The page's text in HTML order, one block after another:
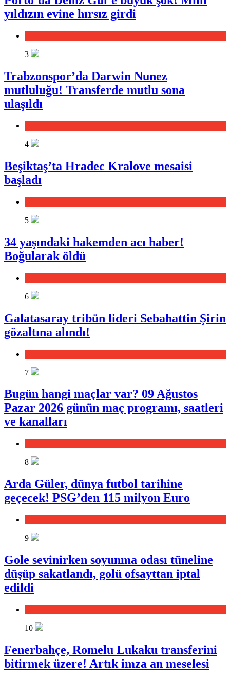
yıldızın evine hırsız girdi
3
Trabzonspor’da Darwin Nunez
mutluluğu! Transferde mutlu sona
ulaşıldı
4
Beşiktaş’ta Hradec Kralove mesaisi
başladı
5
34 yaşındaki hakemden acı haber!
Boğularak öldü
6
Galatasaray tribün lideri Sebahattin Şirin
gözaltına alındı!
7
Bugün hangi maçlar var? 09 Ağustos
Pazar 2026 günün maç programı, saatleri
ve kanalları
8
Arda Güler, dünya futbol tarihine
geçecek! PSG’den 115 milyon Euro
9
Gole sevinirken soyunma odası tüneline
düşüp sakatlandı, golü ofsayttan iptal
edildi
10
Fenerbahçe, Romelu Lukaku transferini
bitirmek üzere! Artık imza an meselesi